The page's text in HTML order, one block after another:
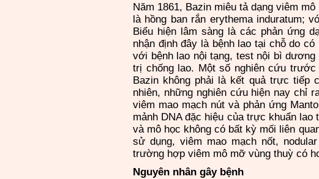
Năm 1861, Bazin miêu tả dạng viêm
là hồng ban rắn erythema induratum;
Biểu hiện lâm sàng làcác phản ứng
nhận định đây là bệnh lao tại chỗ do
với bệnh lao nội tạng, test nội bì
trị chống lao. Một số nghiên cứu trước
Bazin không phải là kết quả trực tiếp
nhiên, những nghiên cứu hiện nay chỉ
viêm mao mạch nút và phản ứng
mảnh DNA đặc hiệu của trực khuẩn
và mô học không có bất kỳ mối liên
sử dụng, viêm mao mạch nốt,
trường hợp viêm mô mỡ vùng thuỳ có
Nguyên nhân gây bệnh